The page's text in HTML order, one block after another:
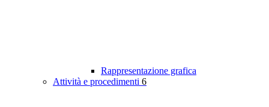
Rappresentazione grafica
Attività e procedimenti 6